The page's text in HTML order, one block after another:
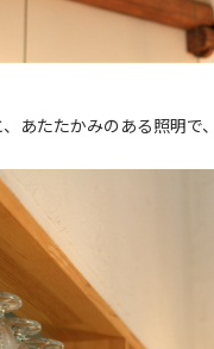
あたたかみのある照明で